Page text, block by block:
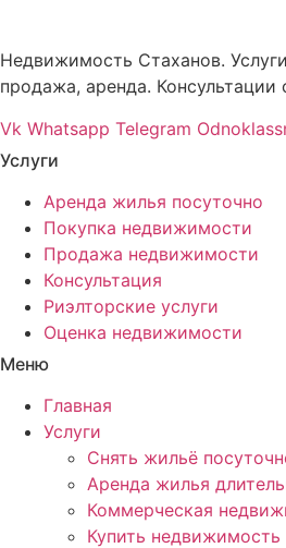
Недвижимость Стаханов.
продажа, аренда. Консультации
Vk Whatsapp Telegram
Услуги
Аренда жилья посуточно
Покупка недвижимости
Продажа недвижимости
Консультация
Риэлторские услуги
Оценка недвижимости
Меню
Главная
Услуги
Снять жильё
Аренда жилья
Коммерческая
Купить недвижимость